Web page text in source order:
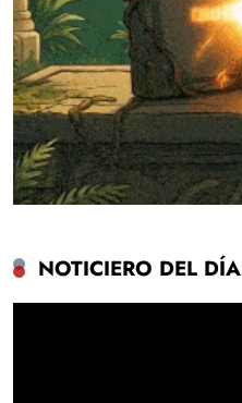
NOTICIERO DEL DÍA